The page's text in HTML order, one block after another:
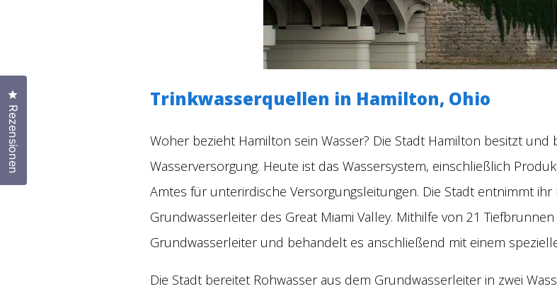
Trinkwasserquellen in Hamilton, Ohio
Woher bezieht Hamilton sein Wasser? Die Stadt Hamilton besitzt und
Wasserversorgung. Heute ist das Wassersystem, einschließlich
Amtes für unterirdische Versorgungsleitungen. Die Stadt entnimmt
Grundwasserleiter des Great Miami Valley. Mithilfe von 21
Grundwasserleiter und behandelt es anschließend mit einem
Die Stadt bereitet Rohwasser aus dem Grundwasserleiter in zwei
Rezensionen
Klicken Sie, um den Bewertungsdialog zu öffnen